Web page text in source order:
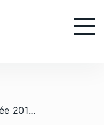
/ Ya Konan Didier athlète de l’année 2010 en Allemagne